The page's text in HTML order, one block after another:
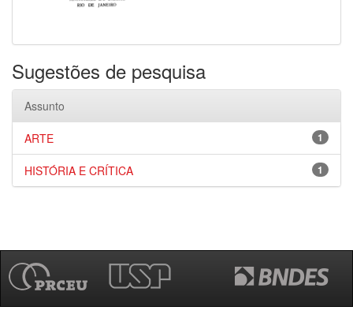
Sugestões de pesquisa
Assunto
1
ARTE
1
HISTÓRIA E CRÍTICA